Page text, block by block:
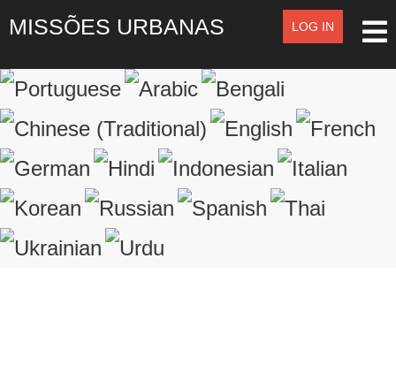
MISSÕES URBANAS LOG IN
LOGIN Registre-se
Lembrar de Mim
Esqueceu o nome de usuário?